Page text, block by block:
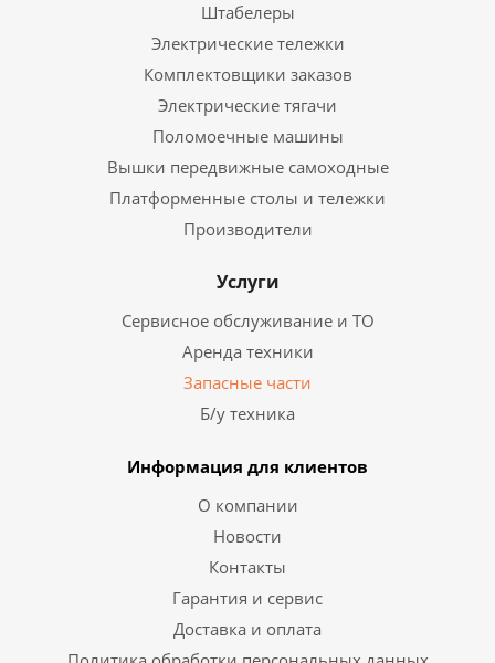
Штабелеры
Электрические тележки
Комплектовщики заказов
Электрические тягачи
Поломоечные машины
Вышки передвижные самоходные
Платформенные столы и тележки
Производители
Услуги
Сервисное обслуживание и ТО
Аренда техники
Запасные части
Б/у техника
Информация для клиентов
О компании
Новости
Контакты
Гарантия и сервис
Доставка и оплата